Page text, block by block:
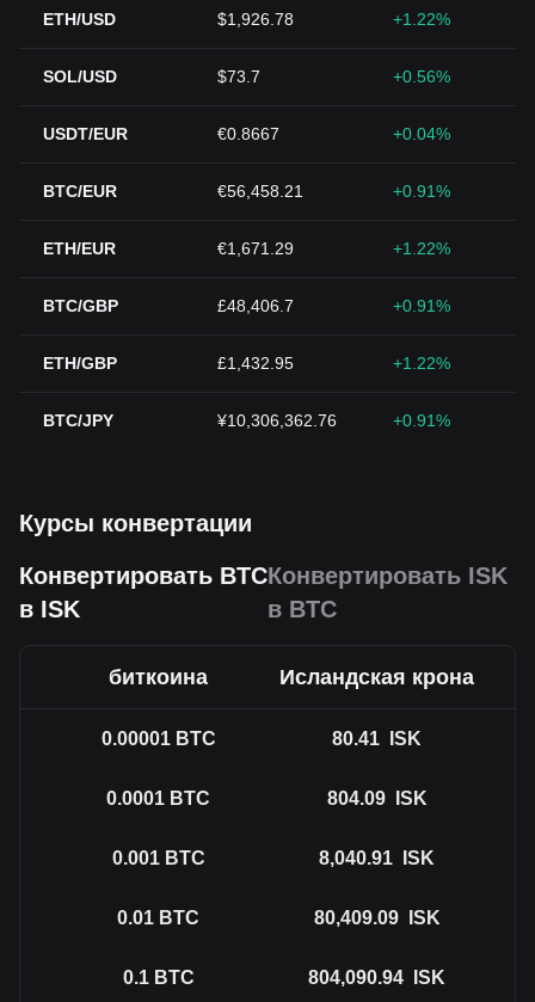
ETH/USD $1,926.78 +1.22%
SOL/USD $73.7 +0.56%
USDT/EUR €0.8667 +0.04%
BTC/EUR €56,458.21 +0.91%
ETH/EUR €1,671.29 +1.22%
BTC/GBP £48,406.7 +0.91%
ETH/GBP £1,432.95 +1.22%
BTC/JPY ¥10,306,362.76 +0.91%
Курсы конвертации
Конвертировать BTC
в ISK
Конвертировать ISK
в BTC
биткоина Исландская крона
0.00001 BTC 80.41 ISK
0.0001 BTC 804.09 ISK
0.001 BTC 8,040.91 ISK
0.01 BTC 80,409.09 ISK
0.1 BTC 804,090.94 ISK